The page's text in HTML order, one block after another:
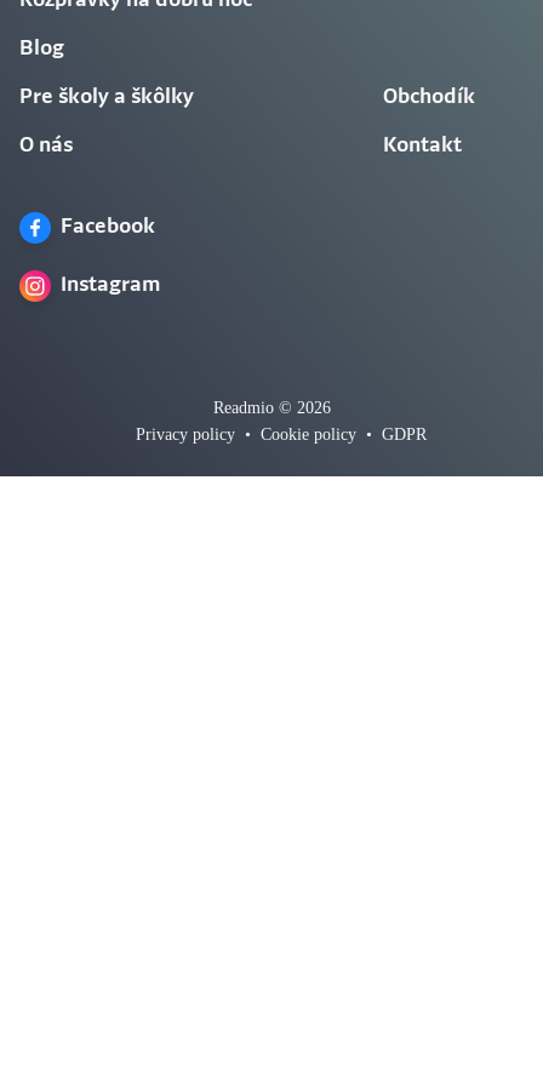
Blog
Pre školy a škôlky
O nás
Obchodík
Kontakt
Facebook
Instagram
Readmio © 2026
Privacy policy • Cookie policy • GDPR